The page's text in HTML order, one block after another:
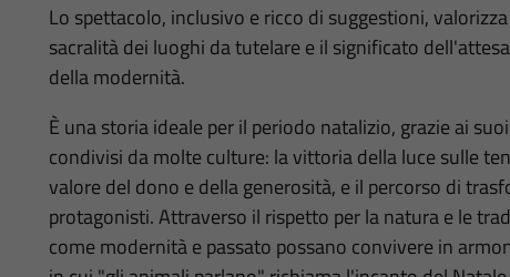
Lo spettacolo, inclusivo e ricco di suggestioni,
sacralità dei luoghi da tutelare e il significato
della modernità.
È una storia ideale per il periodo natalizio, grazie ai
condivisi da molte culture: la vittoria della luce sulle
valore del dono e della generosità, e il percorso di
protagonisti. Attraverso il rispetto per la natura e le
come modernità e passato possano convivere in